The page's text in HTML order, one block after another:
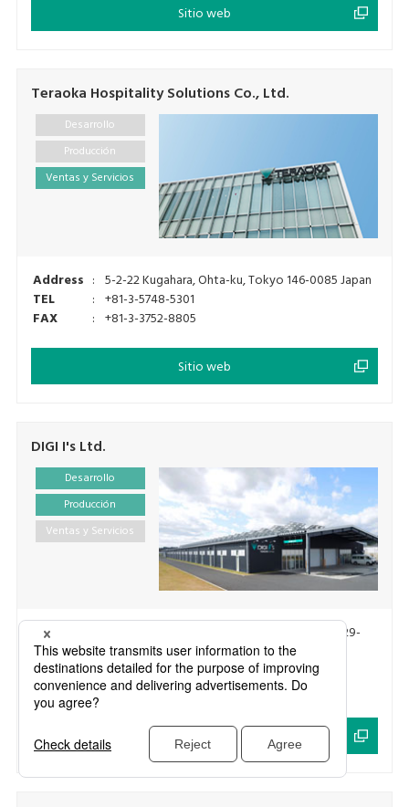
Sitio web
Teraoka Hospitality Solutions Co., Ltd.
Desarrollo
Producción
Ventas y Servicios
Address : 5-2-22 Kugahara, Ohta-ku, Tokyo 146-0085 Japan
TEL
: +81-3-5748-5301
FAX
: +81-3-3752-8805
Sitio web
DIGI I's Ltd.
Desarrollo
Producción
Ventas y Servicios
Address
31 Takahata Maesawa-ku Ohshu-shi, Iwate 029-
4204 Japan
TEL
: +81-197-56-2010
FAX
: +81-197-56-2183
Sitio web